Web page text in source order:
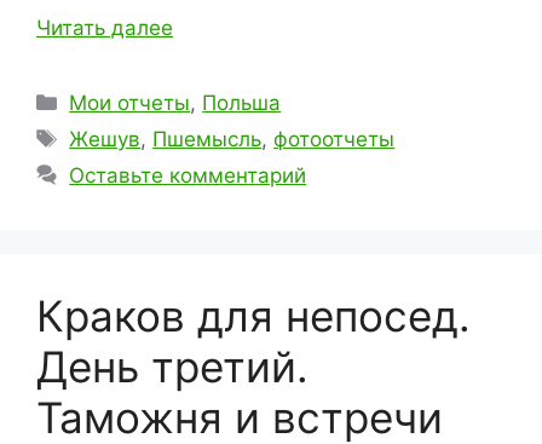
Читать далее
Рубрики
Мои отчеты, Польша
Метки
Жешув, Пшемысль,фотоотчеты
Оставьте комментарий
Краков для непосед.
День третий.
Таможня и встречи